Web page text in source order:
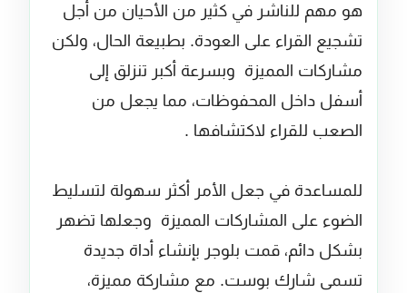
هو مهم للناشر في كثير من الأحيان من أجل
تشجيع القراء على العودة. بطبيعة الحال، ولكن
مشاركات المميزة وبسرعة أكبر تنزلق إلى
أسفل داخل المحفوظات، مما يجعل من
الصعب للقراء لاكتشافها .
للمساعدة في جعل الأمر أكثر سهولة لتسليط
الضوء على المشاركات المميزة وجعلها تضهر
بشكل دائم، قمت بلوجر بإنشاء أداة جديدة
تسمى شارك بوست. مع مشاركة مميزة،